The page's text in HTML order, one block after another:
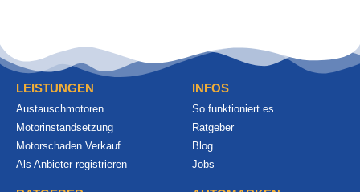
LEISTUNGEN
Austauschmotoren
Motorinstandsetzung
Motorschaden Verkauf
Als Anbieter registrieren
INFOS
So funktioniert es
Ratgeber
Blog
Jobs